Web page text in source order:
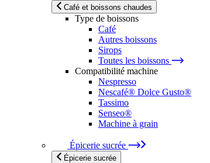
Café et boissons chaudes
Type de boissons
Café
Autres boissons
Sirops
Toutes les boissons
Compatibilité machine
Nespresso
Nescafé® Dolce Gusto®
Tassimo
Senseo®
Machine à grain
Épicerie sucrée
Épicerie sucrée